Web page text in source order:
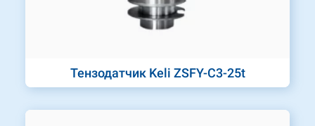
Тензодатчик Keli ZSFY-C3-25t